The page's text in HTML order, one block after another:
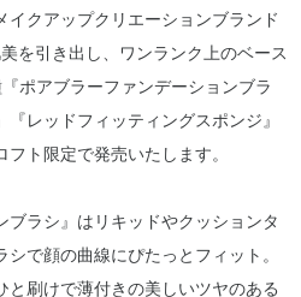
イクアップクリエーションブランド
を引き出し、ワンランク上のベース
ポアブラーファンデーションブラ
レッドフィッティングスポンジ』
ト限定で発売いたします。
ブラシ』はリキッドやクッションタ
で顔の曲線にぴたっとフィット。
刷けで薄付きの美しいツヤのある